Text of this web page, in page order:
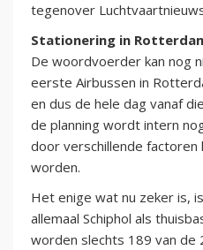
tegenover
Stationering in
De woordvoerder kan nog
eerste Airbussen in
en dus de hele dag vanaf
de planning wordt intern
door verschillende
worden.
Het enige wat nu zeker is,
allemaal Schiphol als
worden slechts 189 van de